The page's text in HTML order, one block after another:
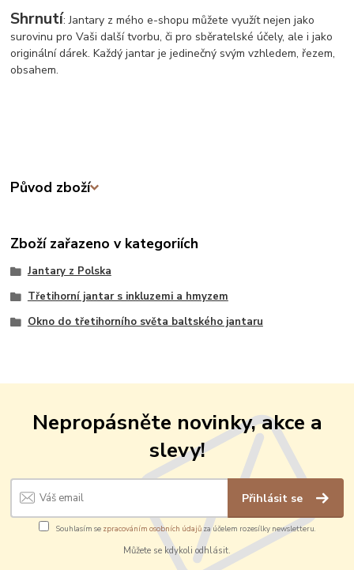
Shrnutí: Jantary z mého e-shopu můžete využít nejen jako
surovinu pro Vaši další tvorbu, či pro sběratelské účely, ale i jako
originální dárek. Každý jantar je jedinečný svým vzhledem, řezem,
obsahem.
Původ zboží
Zboží zařazeno v kategoriích
Jantary z Polska
Třetihorní jantar s inkluzemi a hmyzem
Okno do třetihorního světa baltského jantaru
Nepropásněte novinky, akce a
slevy!
Přihlásit se
Souhlasím se zpracováním osobních údajůza účelem rozesílky newsletteru.
Můžete se kdykoli odhlásit.